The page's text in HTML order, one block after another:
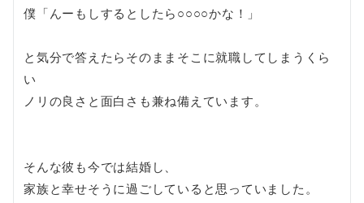
僕「んーもしするとしたら○○○○かな！」
と気分で答えたらそのままそこに就職してしまうくら
い
ノリの良さと面白さも兼ね備えています。
そんな彼も今では結婚し、
家族と幸せそうに過ごしていると思っていました。